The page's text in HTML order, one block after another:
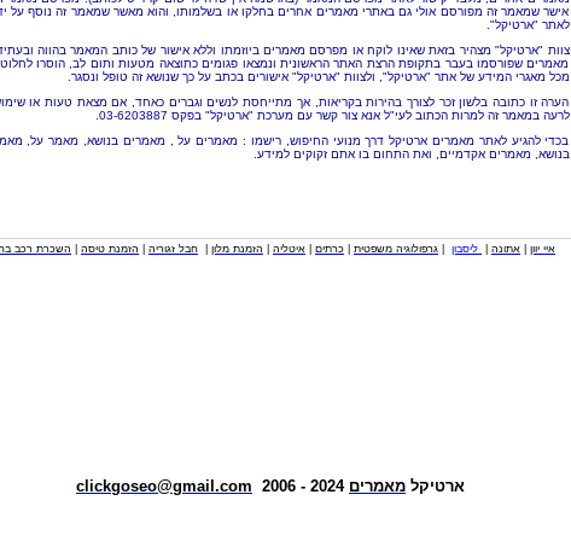
אישר שמאמר זה מפורסם אולי גם באתרי מאמרים אחרים בחלקו או בשלמותו, והוא מאשר שמאמר זה נוסף על
לאתר "ארטיקל".
צוות "ארטיקל" מצהיר בזאת שאינו לוקח או מפרסם מאמרים ביוזמתו וללא אישור של כותב המאמר בהווה
מאמרים שפורסמו בעבר בתקופת הרצת האתר הראשונית ונמצאו פגומים כתוצאה מטעות ותום לב, הוסרו
מכל מאגרי המידע של אתר "ארטיקל", ולצוות "ארטיקל" אישורים בכתב על כך שנושא זה טופל ונסגר.
הערה זו כתובה בלשון זכר לצורך בהירות בקריאות, אך מתייחסת לנשים וגברים כאחד, אם מצאת טעות או
לרעה במאמר זה למרות הכתוב לעי"ל אנא צור קשר עם מערכת "ארטיקל" בפקס 03-6203887.
בכדי להגיע לאתר מאמרים ארטיקל דרך מנועי החיפוש, רישמו : מאמרים על , מאמרים בנושא, מאמר על,
בנושא, מאמרים אקדמיים, ואת התחום בו אתם זקוקים למידע.
איי יוון אתונה ליסבון גרפולוגיה משפטית כרתים איטליה הזמנת מלון חבל זגוריה הזמנת טיסה השכרת רכב
ארטיקל מאמרים 2024 - 2006
clickgoseo@gmail.com